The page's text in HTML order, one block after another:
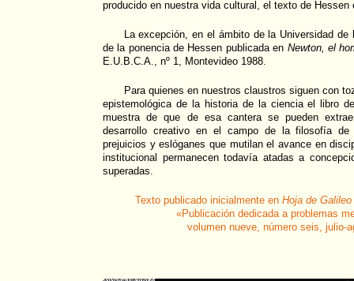
producido en nuestra vida cultural, el texto de Hessen
La excepción, en el ámbito de la Universidad
de la ponencia de Hessen publicada en Newton, el
E.U.B.C.A., nº 1, Montevideo 1988.
Para quienes en nuestros claustros siguen con
epistemológica de la historia de la ciencia el libro
muestra de que de esa cantera se pueden
desarrollo creativo en el campo de la filosofía
prejuicios y eslóganes que mutilan el avance en
institucional permanecen todavía atadas a
superadas.
Texto publicado inicialmente en Hoja de Galileo
«Publicación dedicada a problemas
volumen nueve, número seis, julio-